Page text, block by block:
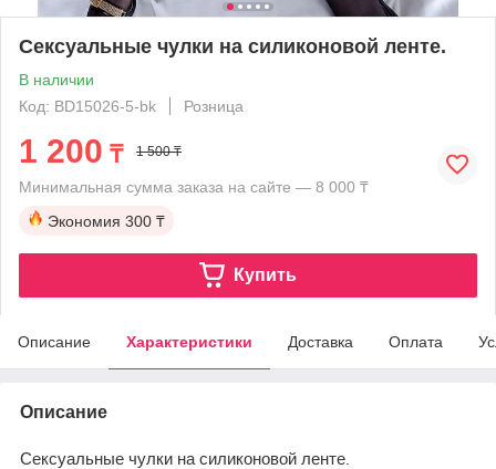
Сексуальные чулки на силиконовой ленте.
В наличии
Код: BD15026-5-bk
Розница
1 200 ₸ 1 500 ₸
Минимальная сумма заказа на сайте — 8 000 ₸
Экономия 300 ₸
Купить
Описание Характеристики Доставка Оплата
Описание
Сексуальные чулки на силиконовой ленте